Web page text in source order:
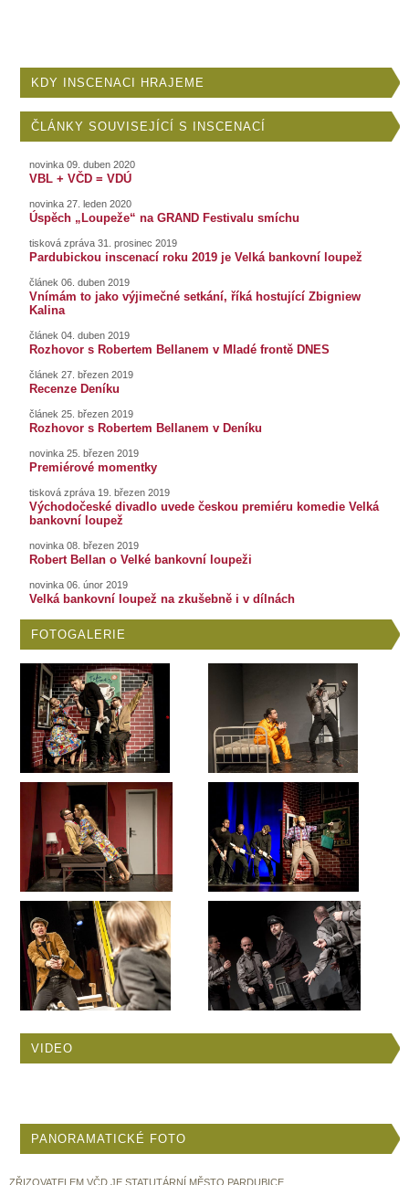
KDY INSCENACI HRAJEME
ČLÁNKY SOUVISEJÍCÍ S INSCENACÍ
novinka 09. duben 2020
VBL + VČD = VDÚ
novinka 27. leden 2020
Úspěch „Loupeže“ na GRAND Festivalu smíchu
tisková zpráva 31. prosinec 2019
Pardubickou inscenací roku 2019 je Velká bankovní loupež
článek 06. duben 2019
Vnímám to jako výjimečné setkání, říká hostující Zbigniew
Kalina
článek 04. duben 2019
Rozhovor s Robertem Bellanem v Mladé frontě DNES
článek 27. březen 2019
Recenze Deníku
článek 25. březen 2019
Rozhovor s Robertem Bellanem v Deníku
novinka 25. březen 2019
Premiérové momentky
tisková zpráva 19. březen 2019
Východočeské divadlo uvede českou premiéru komedie Velká
bankovní loupež
novinka 08. březen 2019
Robert Bellan o Velké bankovní loupeži
novinka 06. únor 2019
Velká bankovní loupež na zkušebně i v dílnách
FOTOGALERIE
VIDEO
PANORAMATICKÉ FOTO
ZŘIZOVATELEM VČD JE STATUTÁRNÍ MĚSTO PARDUBICE